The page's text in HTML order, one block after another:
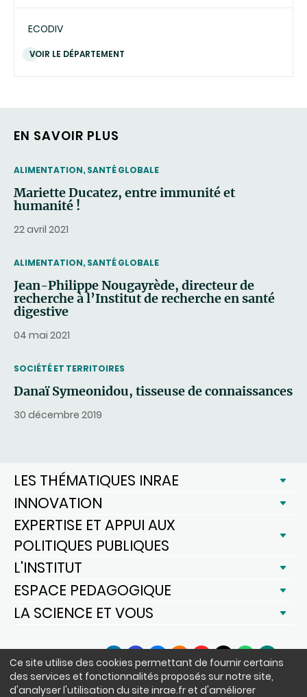
Ce site utilise des cookies permettant de fournir certains
des services et fonctionnalités proposés sur notre site,
d'analyser l'utilisation du site inrae.fr et d'améliorer
ECODIV
VOIR LE DÉPARTEMENT
EN SAVOIR PLUS
THEMATIC
ALIMENTATION, SANTÉ GLOBALE
Mariette Ducatez, entre immunité et
humanité !
22 avril 2021
THEMATIC
ALIMENTATION, SANTÉ GLOBALE
Jean-Philippe Nougayrède, directeur de
recherche à l’Institut de recherche en santé
digestive
04 mai 2021
THEMATIC
SOCIÉTÉ ET TERRITOIRES
Danaï Symeonidou, tisseuse de connaissances
30 décembre 2019
LES THÉMATIQUES INRAE
INNOVATION
EXPERTISE ET APPUI AUX
POLITIQUES PUBLIQUES
L'INSTITUT
ESPACE PEDAGOGIQUE
LA SCIENCE ET VOUS
SUIVEZ-NOUS
LinkedInFacebook
BlueSkyInstagram
YouTube
X WhatsAppPodcasts